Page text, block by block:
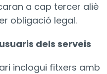
a cap tercer aliè
obligació legal.
dels serveis
inclogui fitxers amb